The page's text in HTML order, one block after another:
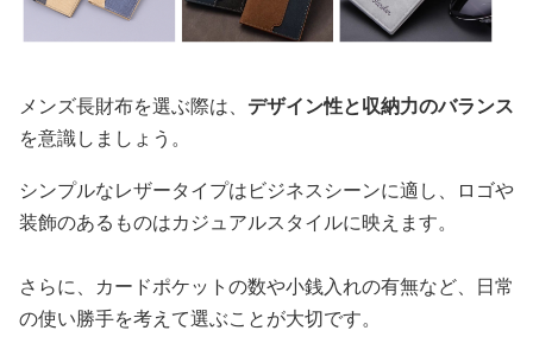
メンズ長財布を選ぶ際は、 デザイン性と収納力のバランス
を意識しましょう。
シンプルなレザータイプはビジネスシーンに適し、ロゴや
装飾のあるものはカジュアルスタイルに映えます。
さらに、カードポケットの数や小銭入れの有無など、日常
の使い勝手を考えて選ぶことが大切です。